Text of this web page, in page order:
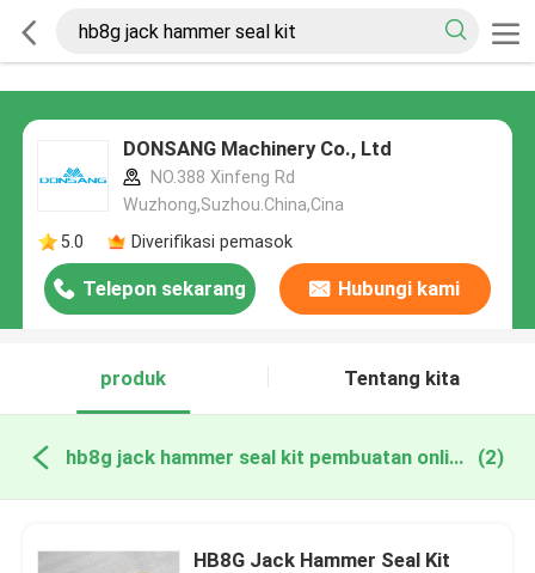
DONSANG Machinery Co., Ltd
NO.388 Xinfeng Rd
Wuzhong,Suzhou.China,Cina
5.0
Diverifikasi pemasok
Telepon sekarang Hubungi kami
produk Tentang kita
hb8g jack hammer seal kit pembuatan online (2)
HB8G Jack Hammer Seal Kit